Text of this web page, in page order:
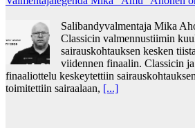
Salibandyvalmentaja Mika
Classicin valmennustiimin
sairauskohtauksen kesken
viidennen finaalin. Classicin
finaaliottelu keskeytettiin
toimitettiin sairaalaan, [...]